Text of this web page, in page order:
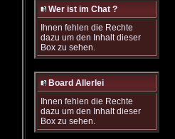
Wer ist im Chat ?
Ihnen fehlen die Rechte
dazu um den Inhalt dieser
Box zu sehen.
Board Allerlei
Ihnen fehlen die Rechte
dazu um den Inhalt dieser
Box zu sehen.